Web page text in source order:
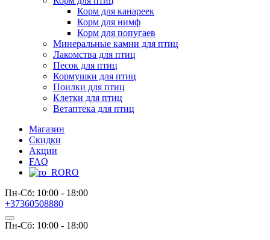
Корм для канареек
Корм для нимф
Корм для попугаев
Минеральные камни для птиц
Лакомства для птиц
Песок для птиц
Кормушки для птиц
Поилки для птиц
Клетки для птиц
Ветаптека для птиц
Магазин
Скидки
Акции
FAQ
RO
Пн-Сб: 10:00 - 18:00
+37360508880
Пн-Сб: 10:00 - 18:00